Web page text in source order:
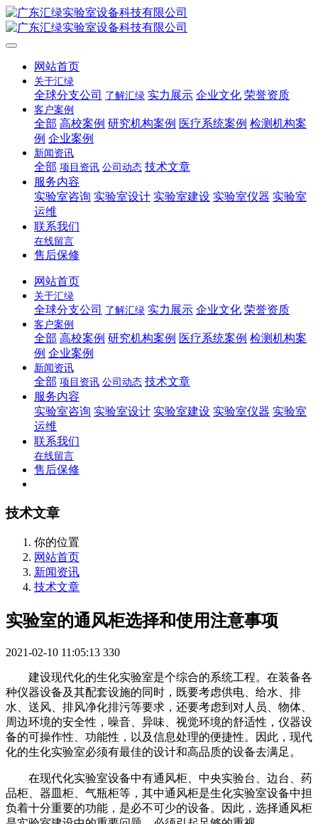
网站首页
关于汇绿
全球分支公司 了解汇绿 实力展示 企业文化 荣誉资质
客户案例
全部 高校案例 研究机构案例 医疗系统案例 检测机构案
例 企业案例
新闻资讯
全部 项目资讯 公司动态 技术文章
服务内容
实验室咨询 实验室设计 实验室建设 实验室仪器 实验室
运维
联系我们
在线留言
售后保修
网站首页
关于汇绿
全球分支公司 了解汇绿 实力展示 企业文化 荣誉资质
客户案例
全部 高校案例 研究机构案例 医疗系统案例 检测机构案
例 企业案例
新闻资讯
全部 项目资讯 公司动态 技术文章
服务内容
实验室咨询 实验室设计 实验室建设 实验室仪器 实验室
运维
联系我们
在线留言
售后保修
技术文章
你的位置
网站首页
新闻资讯
技术文章
实验室的通风柜选择和使用注意事项
2021-02-10 11:05:13 330
建设现代化的生化实验室是个综合的系统工程。在装备各
种仪器设备及其配套设施的同时，既要考虑供电、给水、排
水、送风、排风净化排污等要求，还要考虑到对人员、物体、
周边环境的安全性，噪音、异味、视觉环境的舒适性，仪器设
备的可操作性、功能性，以及信息处理的便捷性。因此，现代
化的生化实验室必须有最佳的设计和高品质的设备去满足。
在现代化实验室设备中有通风柜、中央实验台、边台、药
品柜、器皿柜、气瓶柜等，其中通风柜是生化实验室设备中担
负着十分重要的功能，是必不可少的设备。因此，选择通风柜